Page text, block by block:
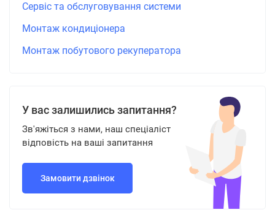
Сервіс та обслуговування системи
Монтаж кондиціонера
Монтаж побутового рекуператора
У вас залишились запитання?
Зв'яжіться з нами, наш спеціаліст
відповість на ваші запитання
Замовити дзвінок